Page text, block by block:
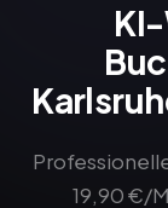
19,90 €/